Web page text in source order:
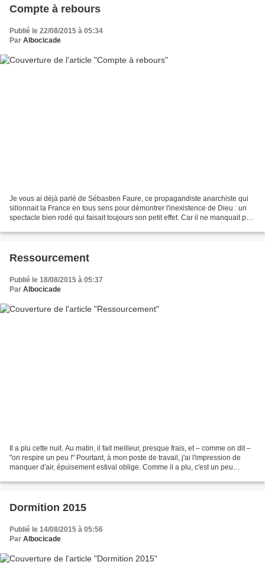
Compte à rebours
Publié le 22/08/2015 à 05:34
Par Albocicade
Je vous ai déjà parlé de Sébastien Faure, ce propagandiste anarchiste qui
sillonnait la France en tous sens pour démontrer l'inexistence de Dieu : un
spectacle bien rodé qui faisait toujours son petit effet. Car il ne manquait pas
Ressourcement
Publié le 18/08/2015 à 05:37
Par Albocicade
Il a plu cette nuit. Au matin, il fait meilleur, presque frais, et – comme on dit –
"on respire un peu !" Pourtant, à mon poste de travail, j'ai l'impression de
manquer d'air, épuisement estival oblige. Comme il a plu, c'est un peu
Dormition 2015
Publié le 14/08/2015 à 05:56
Par Albocicade